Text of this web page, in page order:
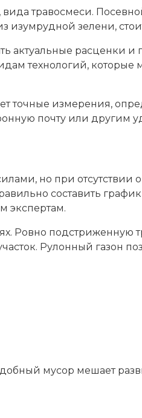
травосмеси.
зелени,
актуальные расценки и
технологий, которые
точные измерения,
почту или другим
но при отсутствии
составить
экспертам.
Ровно подстриженную
Рулонный газон
мусор мешает